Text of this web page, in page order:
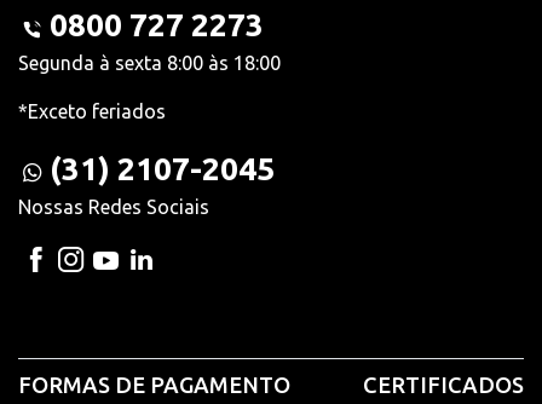
0800 727 2273
Segunda à sexta 8:00 às 18:00
*Exceto feriados
(31) 2107-2045
Nossas Redes Sociais
FORMAS DE PAGAMENTO CERTIFICADOS